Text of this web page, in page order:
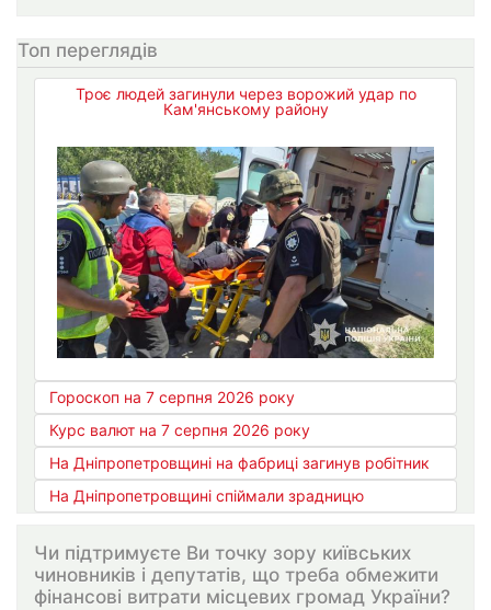
Топ переглядів
Троє людей загинули через ворожий удар по
Кам'янському району
Гороскоп на 7 серпня 2026 року
Курс валют на 7 серпня 2026 року
На Дніпропетровщині на фабриці загинув робітник
На Дніпропетровщині спіймали зрадницю
Чи підтримуєте Ви точку зору київських
чиновників і депутатів, що треба обмежити
фінансові витрати місцевих громад України?